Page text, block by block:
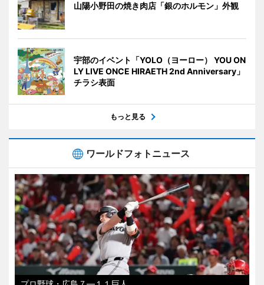
山陽小野田の焼き肉店「銀のホルモン」外観
宇部のイベント「YOLO（ヨーロー） YOU ON
LY LIVE ONCE HIRAETH 2nd Anniversary」
チラシ表面
もっと見る
ワールドフォトニュース